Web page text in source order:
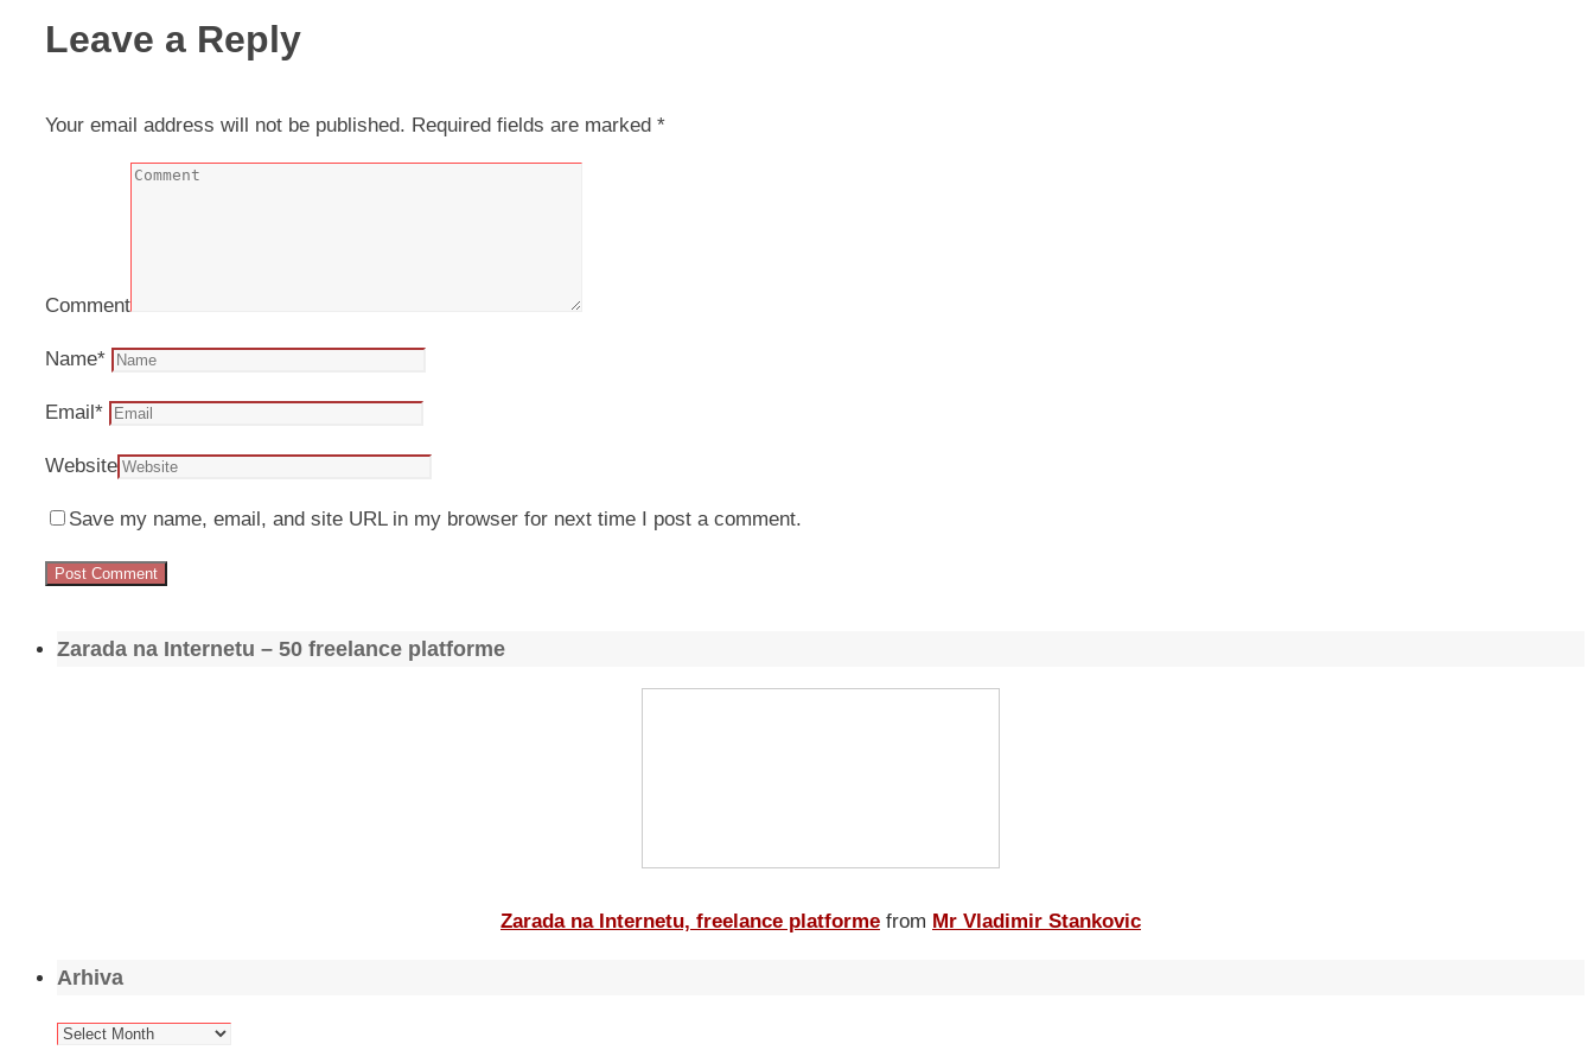
Leave a Reply
Your email address will not be published. Required fields are marked *
Comment
Name*
Email *
Website
Save my name, email, and site URL in my browser for next time I post a comment.
Zarada na Internetu – 50 freelance platforme
Zarada na Internetu, freelance platforme from Mr Vladimir Stankovic
Arhiva
Arhiva